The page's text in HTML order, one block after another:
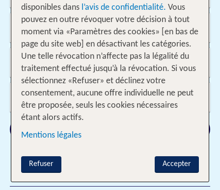
D'où?
Suisse
Quand et pour combien de temps?
10.08.2026 - 25.05.2027, 1 Semaine
Voyageurs?
2 Adultes
Ajouter des filtres
disponibles dans l’avis de confidentialité. Vous
pouvez en outre révoquer votre décision à tout
moment via «Paramètres des cookies» [en bas de
page du site web] en désactivant les catégories.
Une telle révocation n’affecte pas la légalité du
traitement effectué jusqu’à la révocation. Si vous
sélectionnez «Refuser» et déclinez votre
consentement, aucune offre individuelle ne peut
être proposée, seuls les cookies nécessaires
étant alors actifs.
Mentions légales
Accepter
Refuser